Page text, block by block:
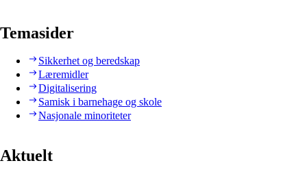
Temasider
Sikkerhet og beredskap
Læremidler
Digitalisering
Samisk i barnehage og skole
Nasjonale minoriteter
Aktuelt